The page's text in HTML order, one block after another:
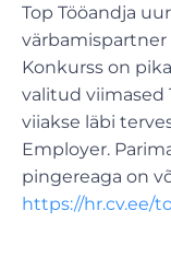
Top Tööandja
värbamispartner
Konkurss on
valitud viimased
viiakse läbi
Employer.
pingereaga on
https://hr.cv.ee/